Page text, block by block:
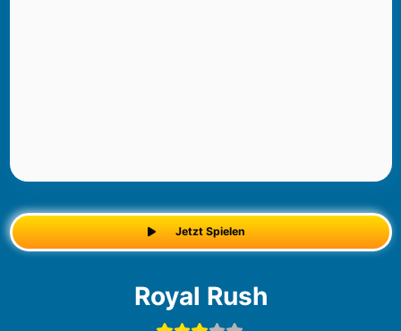
Jetzt Spielen
Royal Rush